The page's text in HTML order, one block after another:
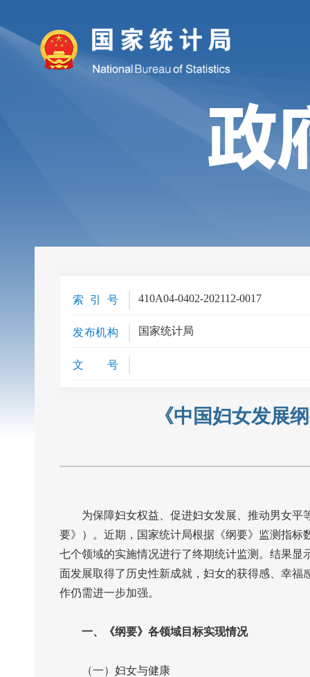
索 引 号 410A04-0402-202112-0017
发布机构 国家统计局
文 号
《中国妇女发展
为保障妇女权益、促进妇女发展、推动男女平
要》）。近期，国家统计局根据《纲要》监测指
七个领域的实施情况进行了终期统计监测。结果
面发展取得了历史性新成就，妇女的获得感、幸
作仍需进一步加强。
一、《纲要》各领域目标实现情况
（一）妇女与健康